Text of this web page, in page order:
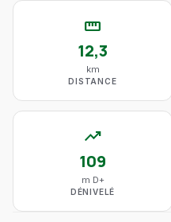
straighten
12,3
km
DISTANCE
trending_up
109
m D+
DÉNIVELÉ